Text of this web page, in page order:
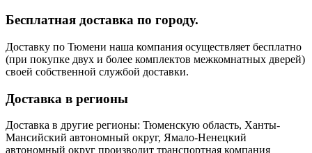
Бесплатная доставка по городу.
Доставку по Тюмени наша компания осуществляет бесплатно
(при покупке двух и более комплектов межкомнатных дверей)
своей собственной службой доставки.
Доставка в регионы
Доставка в другие регионы: Тюменскую область, Ханты-
Мансийский автономный округ, Ямало-Ненецкий
автономный округ производит транспортная компания